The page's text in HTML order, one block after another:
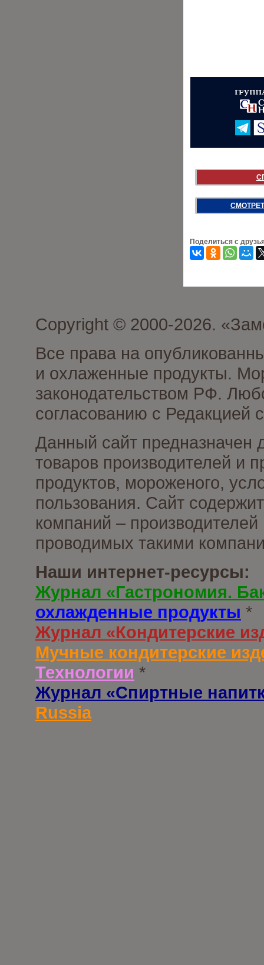
Поделиться с
Copyright © 2000-2026.
Все права на
и охлаженные продукты.
законодательством РФ.
согласованию с Редакцией
Данный сайт предназначен
товаров производителей и
продуктов, мороженого,
пользования. Сайт
компаний –
проводимых такими
Наши интернет-ресурсы:
Журнал «Гастрономия.
охлажденные продукты *
Журнал «Кондитерские
Мучные кондитерские
Технологии *
Журнал «Спиртные
Russia